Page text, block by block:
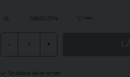
S5850374
- +
Snabba leveranser